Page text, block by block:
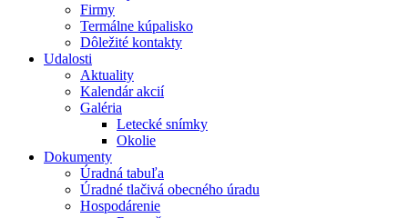
Firmy
Termálne kúpalisko
Dôležité kontakty
Udalosti
Aktuality
Kalendár akcií
Galéria
Letecké snímky
Okolie
Dokumenty
Úradná tabuľa
Úradné tlačivá obecného úradu
Hospodárenie